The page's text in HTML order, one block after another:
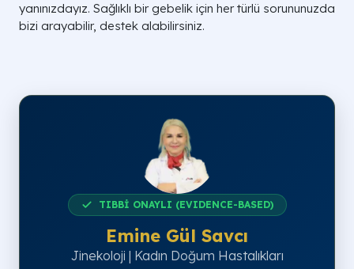
yanınızdayız. Sağlıklı bir gebelik için her türlü sorununuzda
bizi arayabilir, destek alabilirsiniz.
TIBBİ ONAYLI (EVIDENCE-BASED)
Emine Gül Savcı
Jinekoloji | Kadın Doğum Hastalıkları